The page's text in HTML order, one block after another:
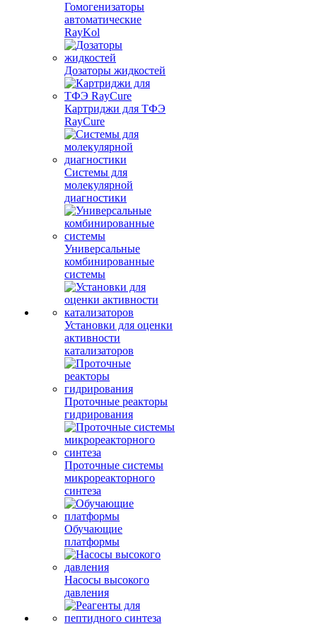
Гомогенизаторы
автоматические
RayKol
Дозаторы жидкостей
Картриджи для ТФЭ
RayCure
Системы для
молекулярной
диагностики
Универсальные
комбинированные
системы
Установки для оценки
активности
катализаторов
Проточные реакторы
гидрирования
Проточные системы
микрореакторного
синтеза
Обучающие
платформы
Насосы высокого
давления